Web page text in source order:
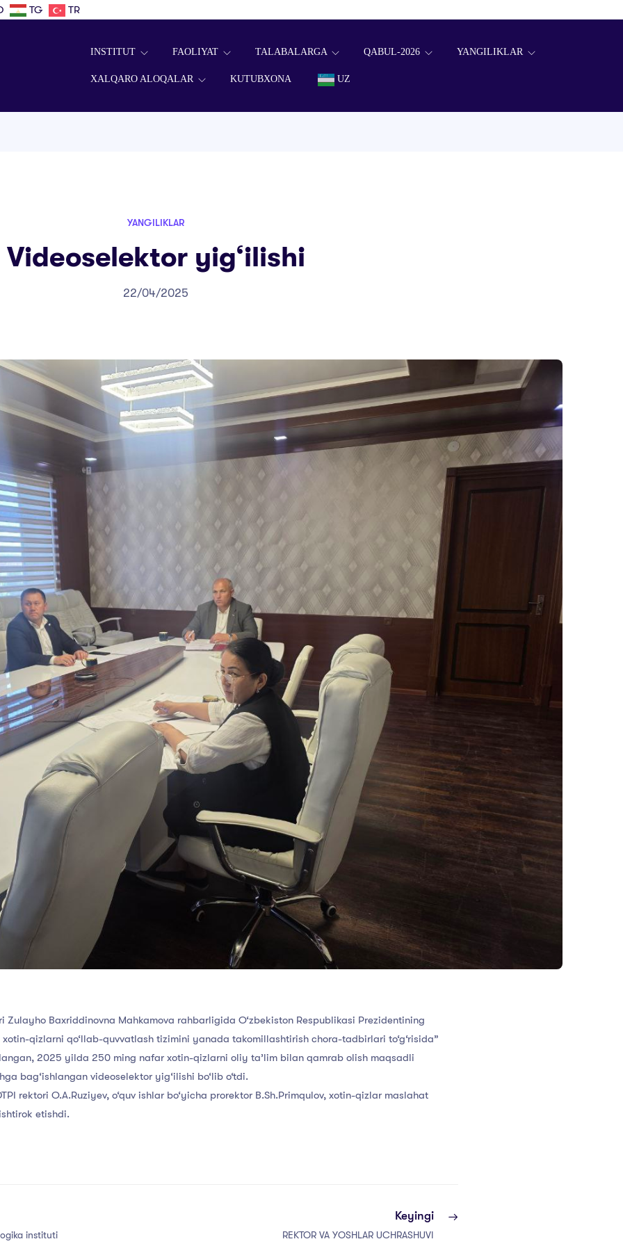
TG TR
INSTITUT FAOLIYAT TALABALARGA QABUL-2026 YANGILIKLAR
XALQARO ALOQALAR KUTUBXONA UZ
YANGILIKLAR
Videoselektor yig‘ilishi
22/04/2025
Zulayho Baxriddinovna Mahkamova rahbarligida O‘zbekiston Respublikasi Prezidentining
qizlarni qo‘llab-quvvatlash tizimini yanada takomillashtirish chora-tadbirlari to‘g‘risida”
2025 yilda 250 ming nafar xotin-qizlarni oliy ta’lim bilan qamrab olish maqsadli
bag‘ishlangan videoselektor yig‘ilishi bo‘lib o‘tdi.
rektori O.A.Ruziyev, o‘quv ishlar bo‘yicha prorektor B.Sh.Primqulov, xotin-qizlar maslahat
etishdi.
instituti
Keyingi
REKTOR VA YOSHLAR UCHRASHUVI